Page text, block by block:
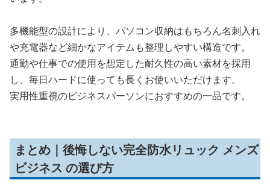
多機能型の設計により、パソコン収納はもちろん名刺入れ
や充電器など細かなアイテムも整理しやすい構造です。
通勤や仕事での使用を想定した耐久性の高い素材を採用
し、毎日ハードに使っても長くお使いいただけます。
実用性重視のビジネスパーソンにおすすめの一品です。
まとめ｜後悔しない完全防水リュック メンズ
ビジネス の選び方